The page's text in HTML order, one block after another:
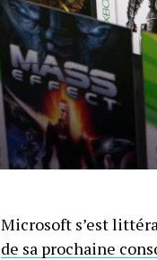
Microsoft s’est
de sa prochaine